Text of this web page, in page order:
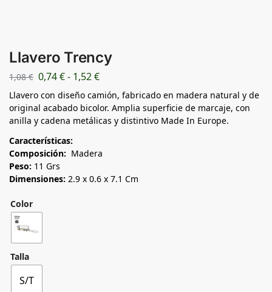
Llavero Trency
1,08€ 0,74€- 1,52€
Llavero con diseño camión, fabricado en madera natural y de
original acabado bicolor. Amplia superficie de marcaje, con
anilla y cadena metálicas y distintivo Made In Europe.
Características:
Composición: Madera
Peso: 11 Grs
Dimensiones: 2.9 x 0.6 x 7.1 Cm
Color
Talla
S/T